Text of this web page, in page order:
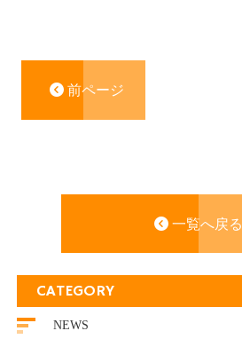
前ページ
一覧へ戻る
CATEGORY
NEWS